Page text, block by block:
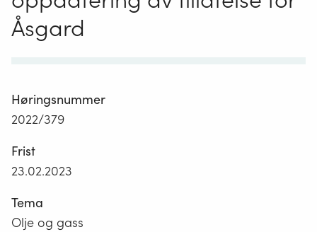
Åsgard
Høringsnummer
2022/379
Frist
23.02.2023
Tema
Olje og gass